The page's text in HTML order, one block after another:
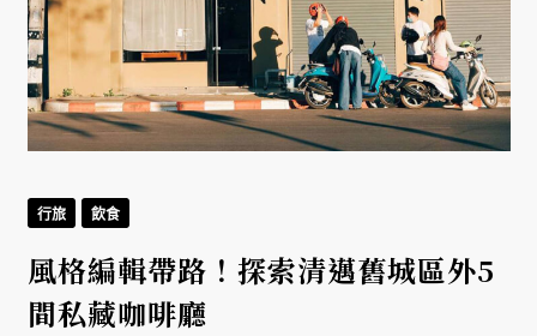
行旅 飲食
風格編輯帶路！探索清邁舊城區外5
間私藏咖啡廳